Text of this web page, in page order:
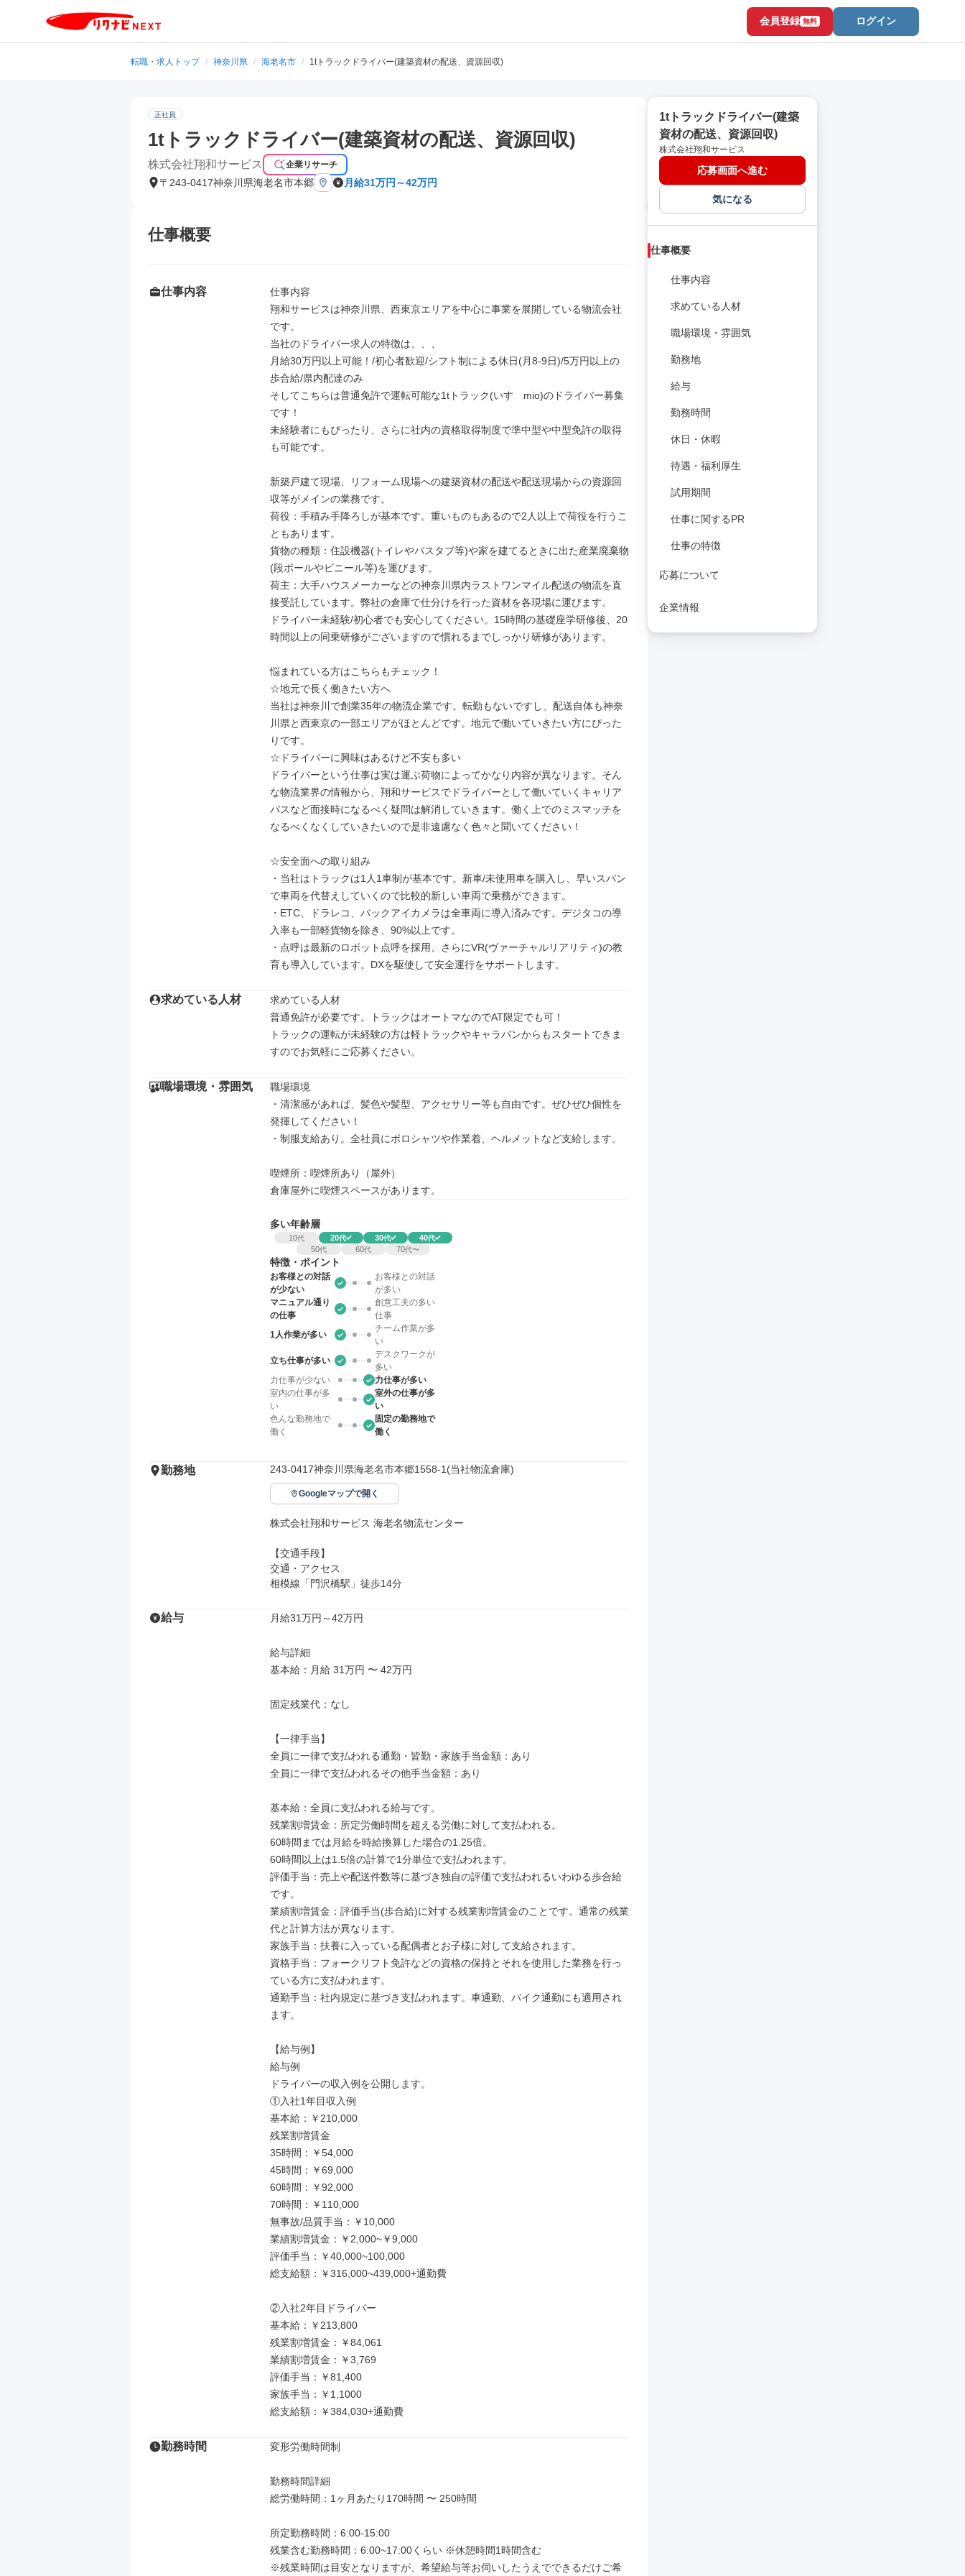
会員登録 無料 ログイン
転職・求人トップ / 神奈川県 / 海老名市 / 1tトラックドライバー(建築資材の配送、資源回収)
正社員
1tトラックドライバー(建築資材の配送、資源回収)
株式会社翔和サービス 企業リサーチ
〒243-0417神奈川県海老名市本郷 月給31万円～42万円
仕事概要
仕事内容
仕事内容
翔和サービスは神奈川県、西東京エリアを中心に事業を展開している物流会社
です。
当社のドライバー求人の特徴は、、、
月給30万円以上可能！/初心者歓迎/シフト制による休日(月8-9日)/5万円以上の
歩合給/県内配達のみ
そしてこちらは普通免許で運転可能な1tトラック(いすゞmio)のドライバー募集
です！
未経験者にもぴったり、さらに社内の資格取得制度で準中型や中型免許の取得
も可能です。
新築戸建て現場、リフォーム現場への建築資材の配送や配送現場からの資源回
収等がメインの業務です。
荷役：手積み手降ろしが基本です。重いものもあるので2人以上で荷役を行うこ
ともあります。
貨物の種類：住設機器(トイレやバスタブ等)や家を建てるときに出た産業廃棄物
(段ボールやビニール等)を運びます。
荷主：大手ハウスメーカーなどの神奈川県内ラストワンマイル配送の物流を直
接受託しています。弊社の倉庫で仕分けを行った資材を各現場に運びます。
ドライバー未経験/初心者でも安心してください。15時間の基礎座学研修後、20
時間以上の同乗研修がございますので慣れるまでしっかり研修があります。
悩まれている方はこちらもチェック！
☆地元で長く働きたい方へ
当社は神奈川で創業35年の物流企業です。転勤もないですし、配送自体も神奈
川県と西東京の一部エリアがほとんどです。地元で働いていきたい方にぴった
りです。
☆ドライバーに興味はあるけど不安も多い
ドライバーという仕事は実は運ぶ荷物によってかなり内容が異なります。そん
な物流業界の情報から、翔和サービスでドライバーとして働いていくキャリア
パスなど面接時になるべく疑問は解消していきます。働く上でのミスマッチを
なるべくなくしていきたいので是非遠慮なく色々と聞いてください！
☆安全面への取り組み
・当社はトラックは1人1車制が基本です。新車/未使用車を購入し、早いスパン
で車両を代替えしていくので比較的新しい車両で乗務ができます。
・ETC、ドラレコ、バックアイカメラは全車両に導入済みです。デジタコの導
入率も一部軽貨物を除き、90%以上です。
・点呼は最新のロボット点呼を採用、さらにVR(ヴァーチャルリアリティ)の教
育も導入しています。DXを駆使して安全運行をサポートします。
求めている人材
求めている人材
普通免許が必要です。トラックはオートマなのでAT限定でも可！
トラックの運転が未経験の方は軽トラックやキャラバンからもスタートできま
すのでお気軽にご応募ください。
職場環境・雰囲気
職場環境
・清潔感があれば、髪色や髪型、アクセサリー等も自由です。ぜひぜひ個性を
発揮してください！
・制服支給あり。全社員にポロシャツや作業着、ヘルメットなど支給します。
喫煙所：喫煙所あり（屋外）
倉庫屋外に喫煙スペースがあります。
多い年齢層
10代 20代 30代 40代
50代 60代 70代〜
特徴・ポイント
お客様との対話
が少ない
お客様との対話
が多い
マニュアル通り
の仕事
創意工夫の多い
仕事
1人作業が多い
チーム作業が多
い
立ち仕事が多い
デスクワークが
多い
力仕事が少ない
力仕事が多い
室内の仕事が多
い
室外の仕事が多
い
色んな勤務地で
働く
固定の勤務地で
働く
勤務地 243-0417神奈川県海老名市本郷1558-1(当社物流倉庫)
Googleマップで開く
株式会社翔和サービス 海老名物流センター
【交通手段】
交通・アクセス
相模線「門沢橋駅」徒歩14分
給与 月給31万円～42万円
給与詳細
基本給：月給 31万円 〜 42万円
固定残業代：なし
【一律手当】
全員に一律で支払われる通勤・皆勤・家族手当金額：あり
全員に一律で支払われるその他手当金額：あり
基本給：全員に支払われる給与です。
残業割増賃金：所定労働時間を超える労働に対して支払われる。
60時間までは月給を時給換算した場合の1.25倍。
60時間以上は1.5倍の計算で1分単位で支払われます。
評価手当：売上や配送件数等に基づき独自の評価で支払われるいわゆる歩合給
です。
業績割増賃金：評価手当(歩合給)に対する残業割増賃金のことです。通常の残業
代と計算方法が異なります。
家族手当：扶養に入っている配偶者とお子様に対して支給されます。
資格手当：フォークリフト免許などの資格の保持とそれを使用した業務を行っ
ている方に支払われます。
通勤手当：社内規定に基づき支払われます。車通勤、バイク通勤にも適用され
ます。
【給与例】
給与例
ドライバーの収入例を公開します。
①入社1年目収入例
基本給：￥210,000
残業割増賃金
35時間：￥54,000
45時間：￥69,000
60時間：￥92,000
70時間：￥110,000
無事故/品質手当：￥10,000
業績割増賃金：￥2,000~￥9,000
評価手当：￥40,000~100,000
総支給額：￥316,000~439,000+通勤費
②入社2年目ドライバー
基本給：￥213,800
残業割増賃金：￥84,061
業績割増賃金：￥3,769
評価手当：￥81,400
家族手当：￥1,1000
総支給額：￥384,030+通勤費
勤務時間 変形労働時間制
勤務時間詳細
総労働時間：1ヶ月あたり170時間 〜 250時間
所定勤務時間：6:00-15:00
残業含む勤務時間：6:00~17:00くらい ※休憩時間1時間含む
※残業時間は目安となりますが、希望給与等お伺いしたうえでできるだけご希
1tトラックドライバー(建築
資材の配送、資源回収)
株式会社翔和サービス
応募画面へ進む
気になる
仕事概要
仕事内容
求めている人材
職場環境・雰囲気
勤務地
給与
勤務時間
休日・休暇
待遇・福利厚生
試用期間
仕事に関するPR
仕事の特徴
応募について
企業情報